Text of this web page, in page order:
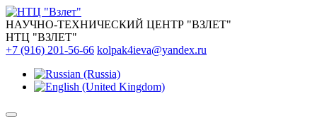
НАУЧНО-ТЕХНИЧЕСКИЙ ЦЕНТР "ВЗЛЕТ"
НТЦ "ВЗЛЕТ"
+7 (916) 201-56-66 kolpak4ieva@yandex.ru